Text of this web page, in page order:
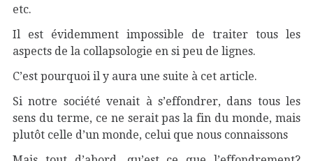
etc.
Il est évidemment impossible de traiter tous les
aspects de la collapsologie en si peu de lignes.
C’est pourquoi il y aura une suite à cet article.
Si notre société venait à s’effondrer, dans tous les
sens du terme, ce ne serait pas la fin du monde, mais
plutôt celle d’un monde, celui que nous connaissons